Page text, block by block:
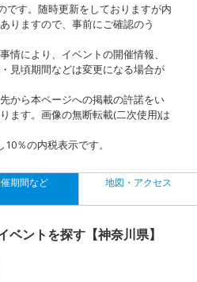
です。随時更新をしておりますが内
りますので、事前にご確認のう
により、イベントの開催情報、
見頃期間などは変更になる場合が
から本ページへの掲載の許諾をい
ます。画像の無断転載(二次使用)は
％の内税表示です。
期間など 地図・アクセス
ベントを探す【神奈川県】